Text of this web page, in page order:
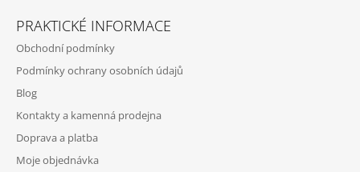
PRAKTICKÉ INFORMACE
Obchodní podmínky
Podmínky ochrany osobních údajů
Blog
Kontakty a kamenná prodejna
Doprava a platba
Moje objednávka